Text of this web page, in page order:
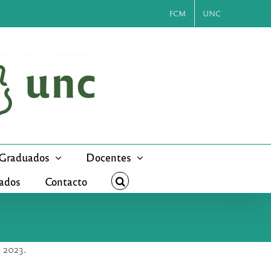
FCM UNC
Docentes
Contacto